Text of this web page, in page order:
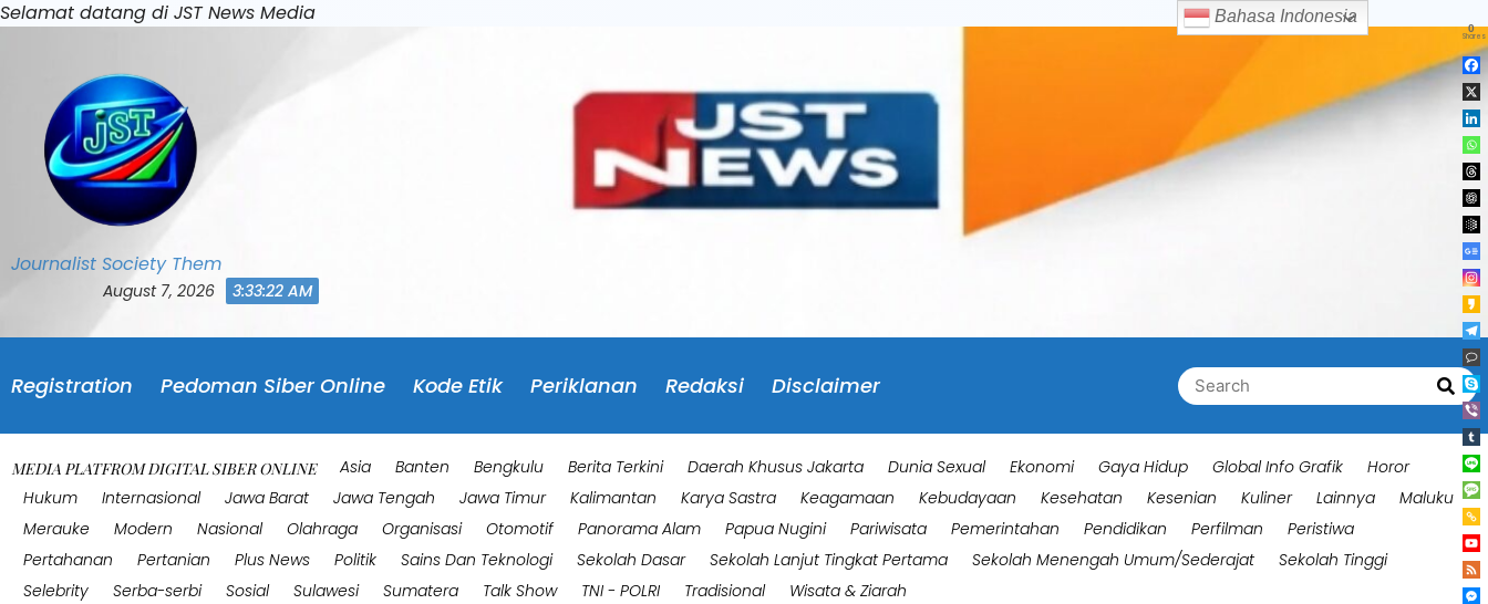
Selamat datang di JST News MediaSkip
Journalist Society Them
August 7, 2026 3:33:26 AM
Registration Pedoman Siber Online Kode Etik Periklanan Redaksi Disclaimer
Search
for:
MEDIA PLATFROM DIGITAL SIBER ONLINE Asia Banten Bengkulu Berita Terkini Daerah Khusus Jakarta Dunia Sexual Ekonomi Gaya Hidup Global Info Grafik
Horor
Hukum
Internasional Jawa Barat Jawa Tengah Jawa Timur Kalimantan Karya Sastra Keagamaan Kebudayaan Kesehatan Kesenian Kuliner Lainnya
Maluku
Merauke
Modern Nasional Olahraga Organisasi Otomotif Panorama Alam Papua Nugini Pariwisata Pemerintahan Pendidikan Perfilman
Peristiwa
Pertahanan
Pertanian Plus News Politik Sains Dan Teknologi Sekolah Dasar Sekolah Lanjut Tingkat Pertama Sekolah Menengah Umum/Sederajat
Sekolah Tinggi
Selebrity
Serba-serbi Sosial Sulawesi Sumatera Talk Show TNI - POLRI Tradisional Wisata & Ziarah
0
Shares
Bahasa Indonesia